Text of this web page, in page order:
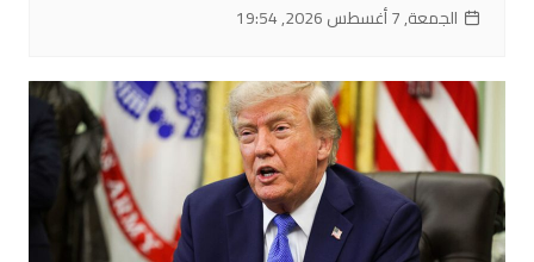
الجمعة, 7 أغسطس 2026, 19:54